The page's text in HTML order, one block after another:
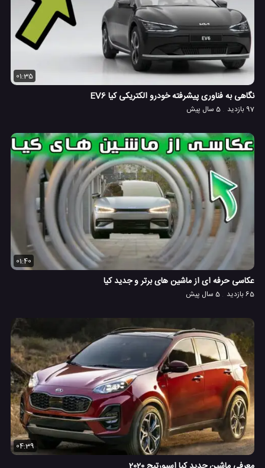
01:35
نگاهی به فناوری پیشرفته خودرو الکتریکی کیا EV6
97 بازدید 5 سال پیش
01:40
عکاسی حرفه ای از ماشین های برتر و جدید کیا
65 بازدید 5 سال پیش
04:39